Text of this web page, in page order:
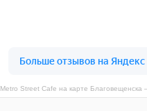
Metro Street Cafe на карте